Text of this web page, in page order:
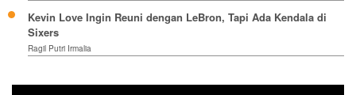
Kevin Love Ingin Reuni dengan LeBron, Tapi Ada Kendala di
Sixers
Ragil Putri Irmalia